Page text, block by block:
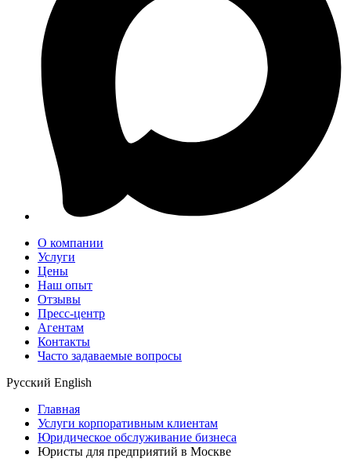
О компании
Услуги
Цены
Наш опыт
Отзывы
Пресс-центр
Агентам
Контакты
Часто задаваемые вопросы
Русский English
Главная
Услуги корпоративным клиентам
Юридическое обслуживание бизнеса
Юристы для предприятий в Москве